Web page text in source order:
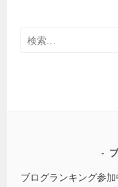
検
ブログランキング参加